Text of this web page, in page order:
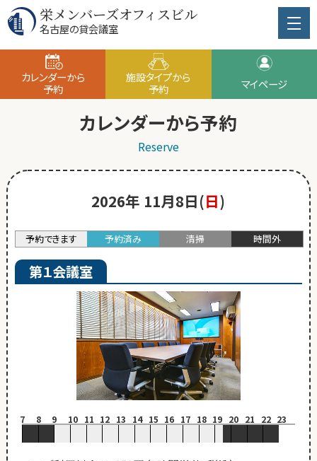
栄メンバーズオフィスビル
名古屋の貸会議室
カレンダーから
予約
施設タイプから
予約
マイページ
カレンダーから予約
Reserve
2026年 11月8日(日)
予約できます 予約済み 清掃 時間外
第１会議室
7 8 9 10 11 12 13 14 15 16 17 18 19 20 21 22 23